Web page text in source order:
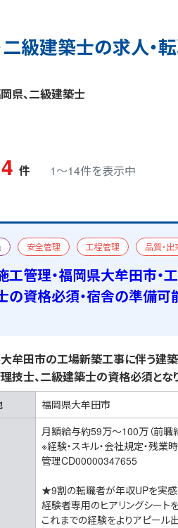
二級建築士の求人・
県、二級建築士
件 1〜14件を表示中
安全管理 工程管理 品質・
一級建築施工管理技士 二級建築士
工管理・福岡県大牟田市・
の資格必須・宿舎の準備可
牟田市の工場新築工事に伴う建
技士、二級建築士の資格必須となり
福岡県大牟田市
月額給与約59万～100万（前職
※経験・スキル・会社規定・残業
管理CD00000347655
★9割の転職者が年収UPを実感
経験者専用のヒアリングシート
これまでの経験をよりアピール